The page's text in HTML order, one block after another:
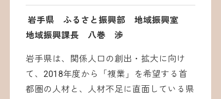
岩手県 ふるさと振興部 地域振興室
地域振興課長 八巻 渉
岩手県は、関係人口の創出・拡大に向け
て、2018年度から「複業」を希望する首
都圏の人材と、人材不足に直面している県